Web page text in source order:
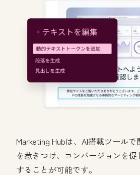
Marketing Hubは、 AI搭載ツール
を惹きつけ、コンバージョンを
することが可能です。